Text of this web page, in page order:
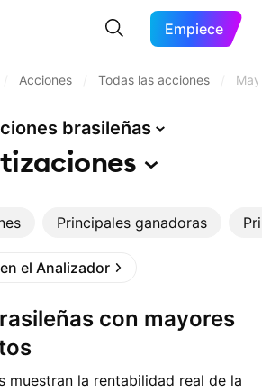
Empiece
Acciones Todas las acciones
brasileñas
Principales ganadoras
el Analizador
muestran la rentabilidad real de la